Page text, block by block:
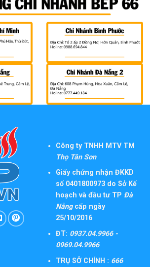
Công ty TNHH MTV TM
Thọ Tân Sơn
Giấy chứng nhận ĐKKD
số 0401800973 do Sở Kế
hoạch và đầu tư TP Đà
Nẵngcấp ngày
25/10/2016
ĐT: 0937.04.9966 -
0969.04.9966
TRỤ SỞ CHÍNH : 666